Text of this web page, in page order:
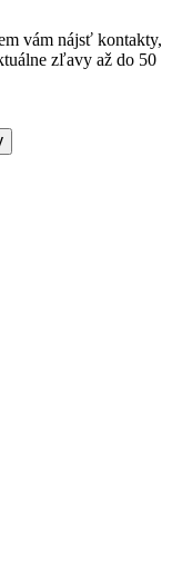
vám nájsť kontakty,
zľavy až do 50